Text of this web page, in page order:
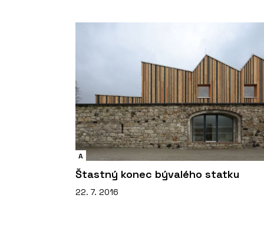
A
Štastný konec bývalého statku
22. 7. 2016